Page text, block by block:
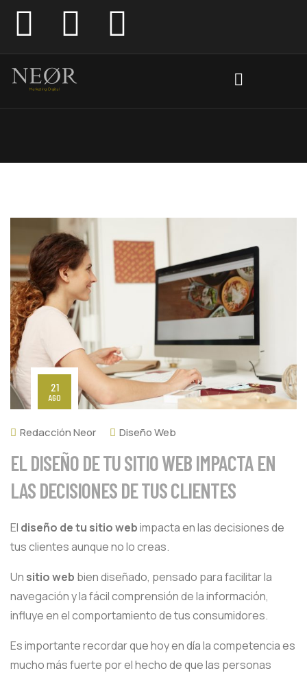
21
AGO
Redacción Neor Diseño Web
EL DISEÑO DE TU SITIO WEB IMPACTA EN
LAS DECISIONES DE TUS CLIENTES
El diseño de tu sitio webimpacta en las decisiones de
tus clientes aunque no lo creas.
Un sitio web bien diseñado, pensado para facilitar la
navegación y la fácil comprensión de la información,
influye en el comportamiento de tus consumidores.
Es importante recordar que hoy en día la competencia es
mucho más fuerte por el hecho de que las personas